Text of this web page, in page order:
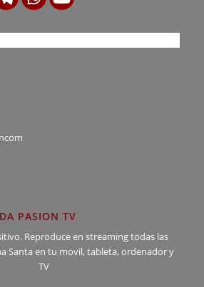
PASION TV
Reproduce en streaming todas las
Santa en tu movil, tableta, ordenador y
TV